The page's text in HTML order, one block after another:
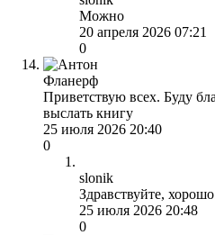
Можно
20 апреля 2026 07:21
0
Фланерф
Приветствую всех. Буду
выслать книгу
25 июля 2026 20:40
0
slonik
Здравствуйте,
25 июля 2026 20:48
0